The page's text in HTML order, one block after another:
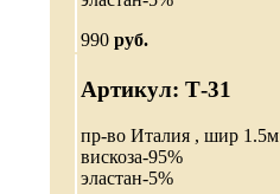
990 руб.
Артикул: Т-31
пр-во Италия , шир 1.5м
вискоза-95%
эластан-5%